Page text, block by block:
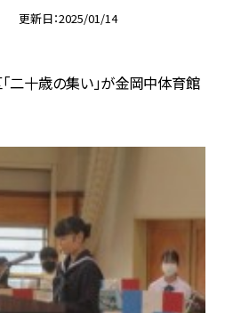
更新日 2025/01/14
二十歳の集い」が金岡中体育館